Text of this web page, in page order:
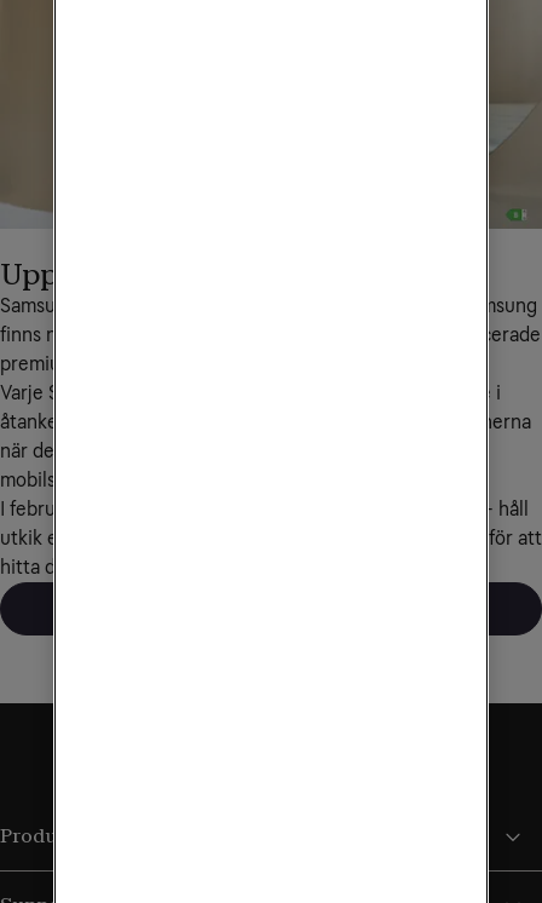
Upptäck Samsung Galaxy
Samsung är världens största mobiltillverkare, och hos Samsung
finns något för alla - oavsett om du väljer den mest avancerade
premiummodellen, eller om du föredrar en enklare mobil.
Varje Samsungmobil är utvecklad med dig som användare i
åtanke, och varje ny modell ger dig de senaste innovationerna
när det kommer till prestanda, design, kamera och
mobilsäkerhet.
I februari 2026 håller Samsung sitt nästa lanseringevent - håll
utkik efter nyheterna här eller besök vår varumärkessida för att
hitta din favorit bland urvalet.
Produkter och tjänster